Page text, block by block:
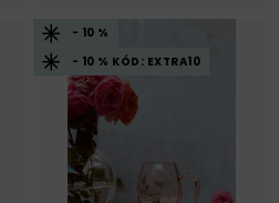
- 10 %
- 10 % KÓD: EXTRA10